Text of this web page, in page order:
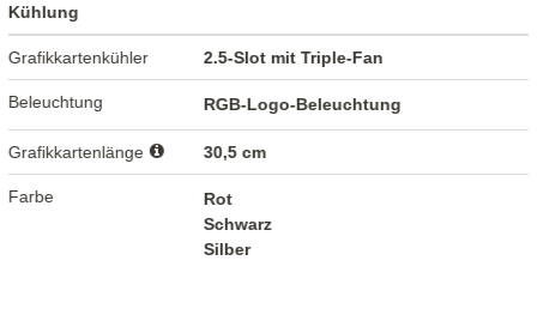
Kühlung
Grafikkartenkühler 2.5-Slot mit Triple-Fan
Beleuchtung RGB-Logo-Beleuchtung
Grafikkartenlänge 30,5 cm
Farbe
Rot
Schwarz
Silber